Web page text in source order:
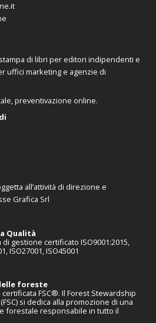
di libri per editori indipendenti e
uffici marketing e agenzie di
preventivazione online.
all’attività di direzione e
Grafica Srl
Qualità
di gestione certificato ISO9001:2015,
ISO27001, ISO45001
foreste
certificata FSC®. Il Forest Stewardship
si dedica alla promozione di una
forestale responsabile in tutto il